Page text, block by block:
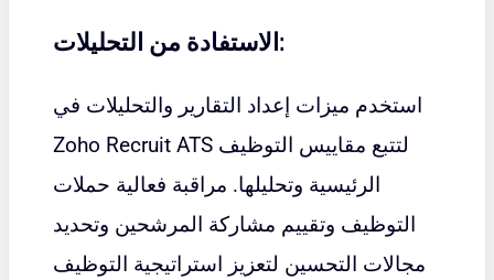
الاستفادة من التحليلات:
استخدم ميزات إعداد التقارير والتحليلات في
Zoho Recruit ATS لتتبع مقاييس التوظيف
الرئيسية وتحليلها. مراقبة فعالية حملات
التوظيف وتقييم مشاركة المرشحين وتحديد
مجالات التحسين لتعزيز استراتيجية التوظيف